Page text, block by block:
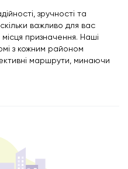
зручності та
важливо для вас
призначення. Наші
з кожним районом
маршрути, минаючи